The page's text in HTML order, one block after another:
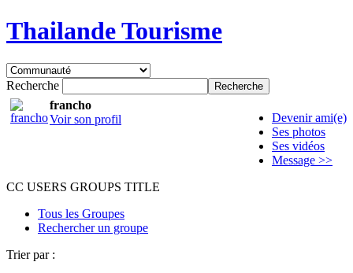
Thailande Tourisme
Recherche
francho
Voir son profil
Devenir ami(e)
Ses photos
Ses vidéos
Message >>
CC USERS GROUPS TITLE
Tous les Groupes
Rechercher un groupe
Trier par :